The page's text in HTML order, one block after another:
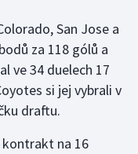
San Jose a
za 118 gólů a
ve 34 duelech 17
si jej vybrali v
draftu.
na 16